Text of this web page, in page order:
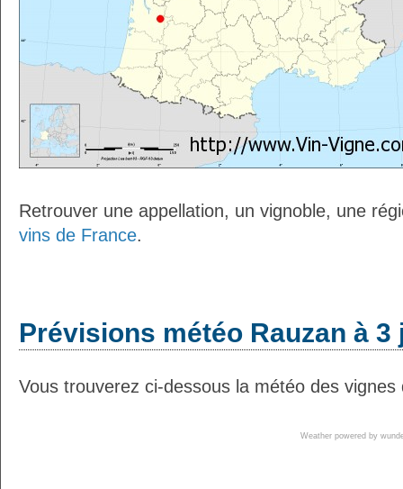
Retrouver une appellation, un vignoble, une
vins de France.
Prévisions météo Rauzan à 3
Vous trouverez ci-dessous la météo des
Weather powered by